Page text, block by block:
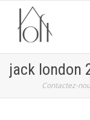
jack london
Contactez-